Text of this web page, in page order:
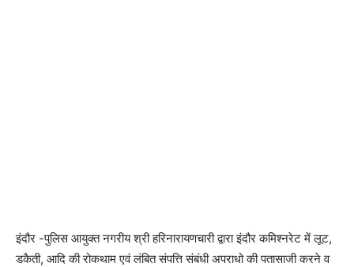
इंदौर -पुलिस आयुक्त नगरीय श्री हरिनारायणचारी द्वारा इंदौर कमिश्नरेट में लूट,
डकैती, आदि की रोकथाम एवं लंबित संपत्ति संबंधी अपराधो की पतासाजी करने व